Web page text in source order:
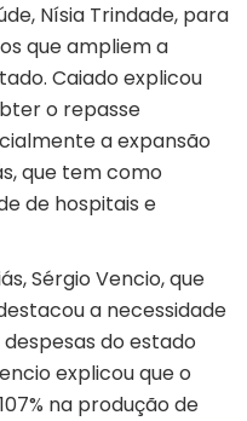
Nísia Trindade, para
que ampliem a
Caiado explicou
o repasse
a expansão
que tem como
de hospitais e
Sérgio Vencio, que
a necessidade
do estado
explicou que o
na produção de